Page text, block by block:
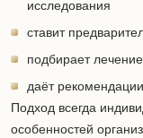
исследования
ставит
подбирает
даёт
Подход всегда
особенностей